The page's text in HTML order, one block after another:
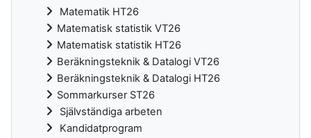
Matematik HT26
Matematisk statistik VT26
Matematisk statistik HT26
Beräkningsteknik & Datalogi VT26
Beräkningsteknik & Datalogi HT26
Sommarkurser ST26
Självständiga arbeten
Kandidatprogram